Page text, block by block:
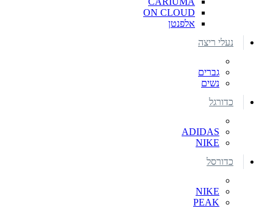
ON CLOUD
אלפנטן
נעלי ריצה
גברים
נשים
כדורגל
ADIDAS
NIKE
כדורסל
NIKE
PEAK